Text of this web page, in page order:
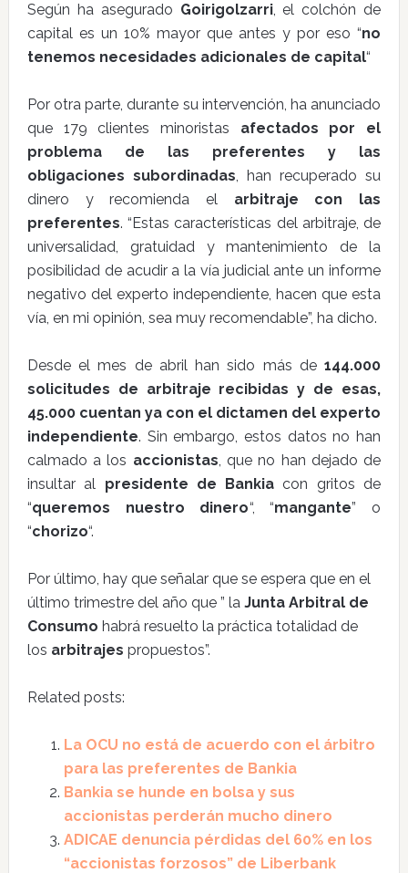
Según ha asegurado Goirigolzarri, el colchón de
capital es un 10% mayor que antes y por eso “no
tenemos necesidades adicionales de capital“
Por otra parte, durante su intervención, ha anunciado
que 179 clientes minoristas afectados por el
problema de las preferentes y las
obligaciones subordinadas, han recuperado su
dinero y recomienda el arbitraje con las
preferentes. “Estas características del arbitraje, de
universalidad, gratuidad y mantenimiento de la
posibilidad de acudir a la vía judicial ante un informe
negativo del experto independiente, hacen que esta
vía, en mi opinión, sea muy recomendable”, ha dicho.
Desde el mes de abril han sido más de144.000
solicitudes de arbitraje recibidas y de esas,
45.000 cuentan ya con el dictamen del experto
independiente. Sin embargo, estos datos no han
calmado a los accionistas, que no han dejado de
insultar al presidente de Bankia con gritos de
“queremos nuestro dinero“, “mangante” o
“chorizo“.
Por último, hay que señalar que se espera que en el
último trimestre del año que ” la Junta Arbitral de
Consumo habrá resuelto la práctica totalidad de
los arbitrajes propuestos”.
Related posts:
La OCU no está de acuerdo con el árbitro
para las preferentes de Bankia
Bankia se hunde en bolsa y sus
accionistas perderán mucho dinero
ADICAE denuncia pérdidas del 60% en los
“accionistas forzosos” de Liberbank